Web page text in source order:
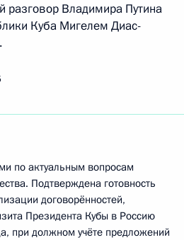
разговор Владимира Путина
Куба Мигелем Диас-
по актуальным вопросам
Подтверждена готовность
договорённостей,
Президента Кубы в Россию
при должном учёте предложений